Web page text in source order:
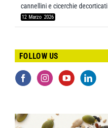
cannellini e cicerchie decorticati
12 Marzo 2026
FOLLOW US